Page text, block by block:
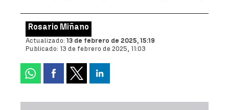
Rosario Miñano
Actualizado: 13 de febrero de 2025, 15:19
Publicado: 13 de febrero de 2025, 11:03